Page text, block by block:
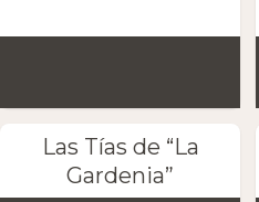
Las Tías de “La
Gardenia”